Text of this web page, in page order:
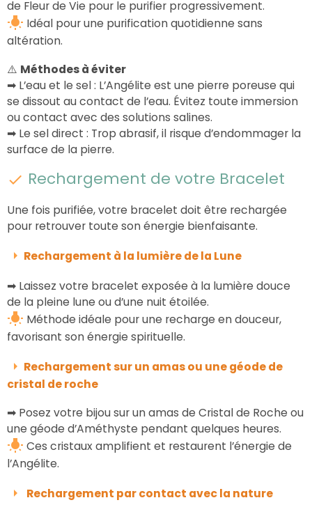
de Fleur de Vie pour le purifier progressivement.
Idéal pour une purification quotidienne sans
altération.
⚠️ Méthodes à éviter
➡ L’eau et le sel : L’Angélite est une pierre poreuse qui
se dissout au contact de l’eau. Évitez toute immersion
ou contact avec des solutions salines.
➡ Le sel direct : Trop abrasif, il risque d’endommager la
surface de la pierre.
Rechargement de votre Bracelet
Une fois purifiée, votre bracelet doit être rechargée
pour retrouver toute son énergie bienfaisante.
Rechargement à la lumière de la Lune
➡ Laissez votre bracelet exposée à la lumière douce
de la pleine lune ou d’une nuit étoilée.
Méthode idéale pour une recharge en douceur,
favorisant son énergie spirituelle.
Rechargement sur un amas ou une géode de
cristal de roche
➡ Posez votre bijou sur un amas de Cristal de Roche ou
une géode d’Améthyste pendant quelques heures.
Ces cristaux amplifient et restaurent l’énergie de
l’Angélite.
Rechargement par contact avec la nature